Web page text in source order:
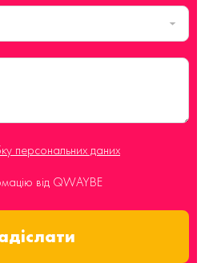
персональних даних
від QWAYBE